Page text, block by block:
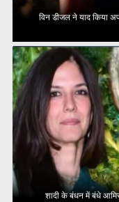
विन डीजल ने याद किया
शादी के बंधन में बंधे